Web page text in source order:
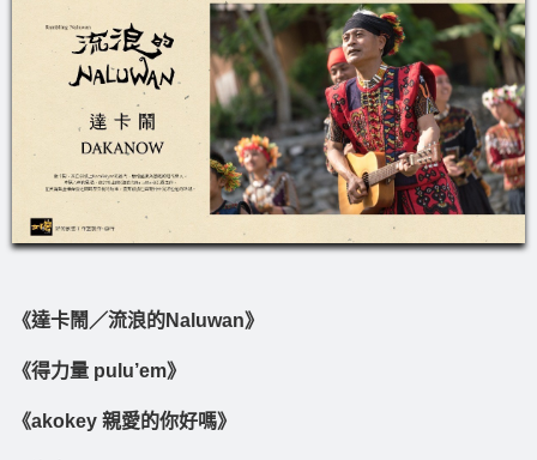
《達卡鬧／流浪的Naluwan》
《得力量 pulu’em》
《akokey 親愛的你好嗎》